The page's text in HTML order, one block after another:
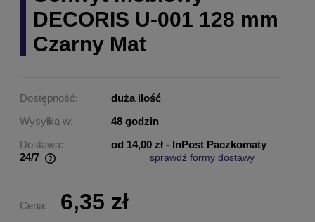
DECORIS U-001 128 mm
Czarny Mat
Dostępność:
duża ilość
Wysyłka w:
48 godzin
Dostawa:
od 14,00 zł - InPost Paczkomaty
24/7
sprawdź formy dostawy
Cena: 6,35 zł